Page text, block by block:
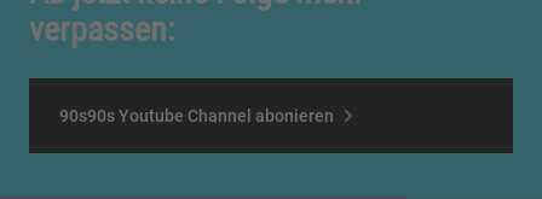
verpassen:
90s90s Youtube Channel abonieren